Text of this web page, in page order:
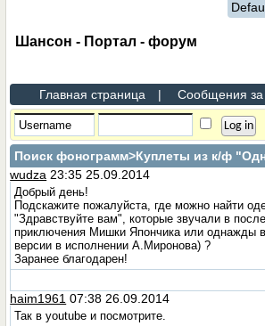
Шансон - Портал - форум
Главная страница | Сообщения за
Поиск фонограмм>Куплеты из к/ф
wudza 23:35 25.09.2014
Добрый день!
Подскажите пожалуйста, где можно найти
"Здравствуйте вам", которые звучали в
приключения Мишки Япончика или однажды
версии в исполнении А.Миронова) ?
Заранее благодарен!
haim1961 07:38 26.09.2014
Так в youtube и посмотрите.